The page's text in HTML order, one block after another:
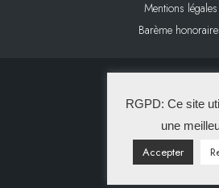
Mentions légales
Barème
La Solution
RGPD: Ce site
une
Accepter